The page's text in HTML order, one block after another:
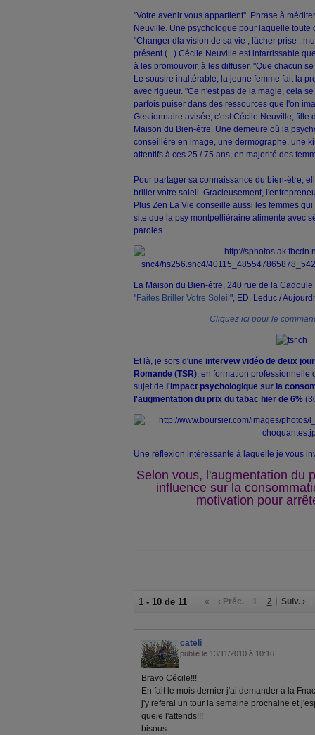
"Votre avenir vous appartient". Phrase à
Neuville. Une psychologue pour laquelle toute
"Changer dla vision de sa vie ; lâcher prise ;
présent (...) Cécile Neuville est intarrissable
à les promouvoir, à les diffuser. "Que chacun
Le sousire inaltérable, la jeune femme fait la
avec rigueur. "Ce n'est pas de la magie, cela
parfois puiser dans des ressources que l'on
Gestionnaire avisée, c'est Cécile Neuville, fille
Maison du Bien-être. Une demeure où la
conseillère en image, une dermographe, une
attentifs à ces 25 / 75 ans, en majorité des
Pour partager sa connaissance du bien-être,
briller votre soleil. Gracieusement,
Plus Zen La Vie conseille aussi les femmes
site que la psy montpelliéraine alimente avec
paroles.
La Maison du Bien-être, 240 rue de la Cadoule
"Faites Briller Votre Soleil ", ED. Leduc /
Cliquez ici pour le
Et là, je sors d'une intervew vidéo de deux
Romande (TSR), en formation professionnelle
sujet de l'impact psychologique sur la
l'augmentation du prix du tabac hier de 6%
Une réflexion intéressante à laquelle je vous
Selon vous, l'augmentation du
influence sur la
motivation pour
1 - 10 de 11 « ‹ Préc. 1 2 Suiv. ›
cateli
publié le 13/11/2010 à 10:16
Bravo Cécile!!!
En fait le mois dernier j'ai demander à la
j'y referai un tour la semaine prochaine et
queje l'attends!!!
bisous